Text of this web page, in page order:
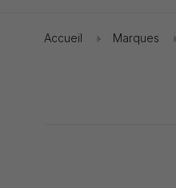
Accueil Marques